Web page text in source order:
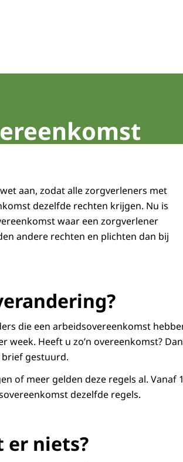
aan, zodat alle zorgverleners met
dezelfde rechten krijgen. Nu is
waar een zorgverlener
andere rechten en plichten dan bij
die een arbeidsovereenkomst
Heeft u zo’n overeenkomst?
brief gestuurd.
of meer gelden deze regels al. Vanaf
dezelfde regels.
er niets?